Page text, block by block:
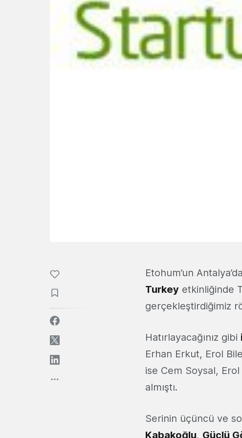
Etohum’un
Turkey etkinliğinde
gerçekleştirdiğimiz
Hatırlayacağınız gibi
Erhan Erkut, Erol
ise Cem Soysal,
almıştı.
Serinin üçüncü ve
Kabakoğlu, Güçlü